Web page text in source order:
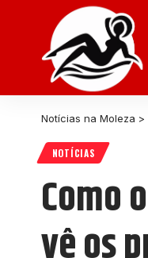
Notícias na Moleza >
NOTÍCIAS
Como